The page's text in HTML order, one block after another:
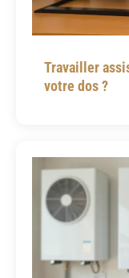
Travailler
votre dos ?